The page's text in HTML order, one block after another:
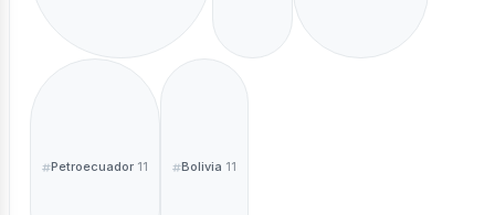
Petroecuador 11 Bolivia 11